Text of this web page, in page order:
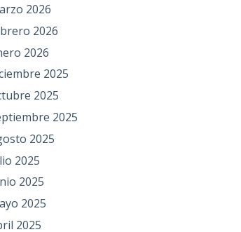
2026
2026
2026
2025
2025
2025
2025
2025
2025
2025
2025